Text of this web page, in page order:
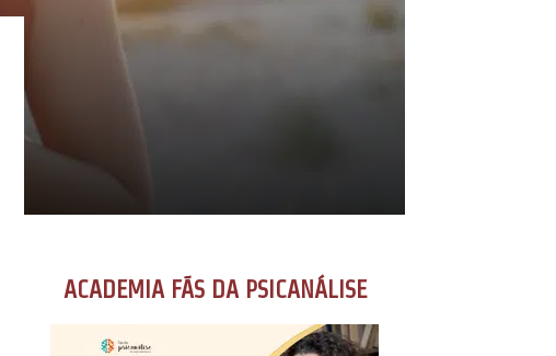
ACADEMIA FÃS DA PSICANÁLISE